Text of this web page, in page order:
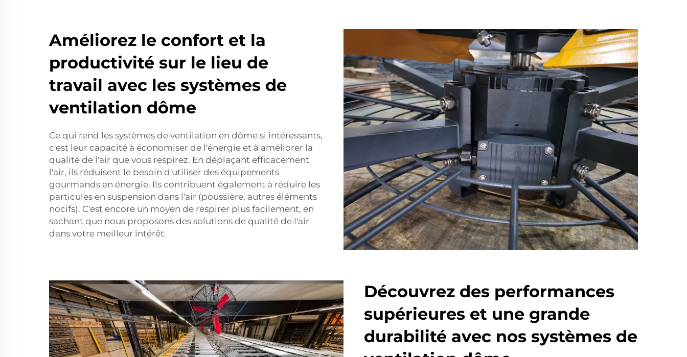
Améliorez le confort et la
productivité sur le lieu de
travail avec les systèmes de
ventilation dôme
Ce qui rend les systèmes de ventilation en dôme si intéressants,
c'est leur capacité à économiser de l'énergie et à améliorer la
qualité de l'air que vous respirez. En déplaçant efficacement
l'air, ils réduisent le besoin d'utiliser des équipements
gourmands en énergie. Ils contribuent également à réduire les
particules en suspension dans l'air (poussière, autres éléments
nocifs). C'est encore un moyen de respirer plus facilement, en
sachant que nous proposons des solutions de qualité de l'air
dans votre meilleur intérêt.
Découvrez des performances
supérieures et une grande
durabilité avec nos systèmes de